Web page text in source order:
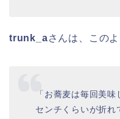
trunk_aさんは、この
「お蕎麦は毎回美
センチくらいが折れ